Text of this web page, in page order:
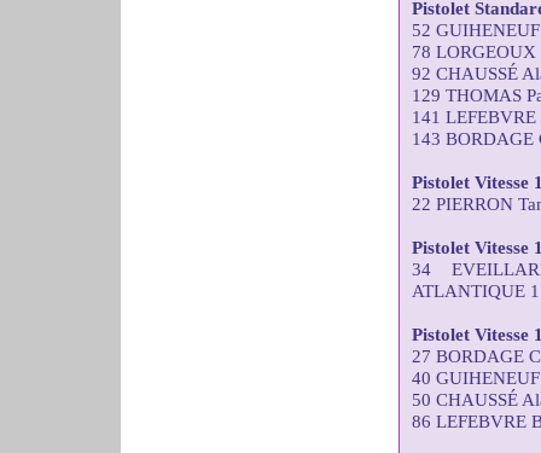
Pistolet
52
78 LORGEOUX
92 CHAUSSÉ
129 THOMAS
141
143 BORDAGE
Pistolet Vitesse
22 PIERRON
Pistolet Vitesse
34
ATLANTIQUE
Pistolet Vitesse
27 BORDAGE
40
50 CHAUSSÉ
86 LEFEBVRE